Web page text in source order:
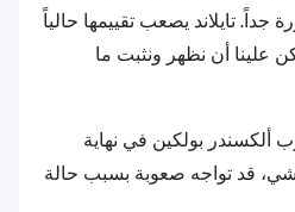
جداً. تايلاند يصعب تقييمها حالياً
علينا أن نظهر ونثبت ما
ألكسندر بولكين في نهاية
إيشي، قد تواجه صعوبة بسبب حالة